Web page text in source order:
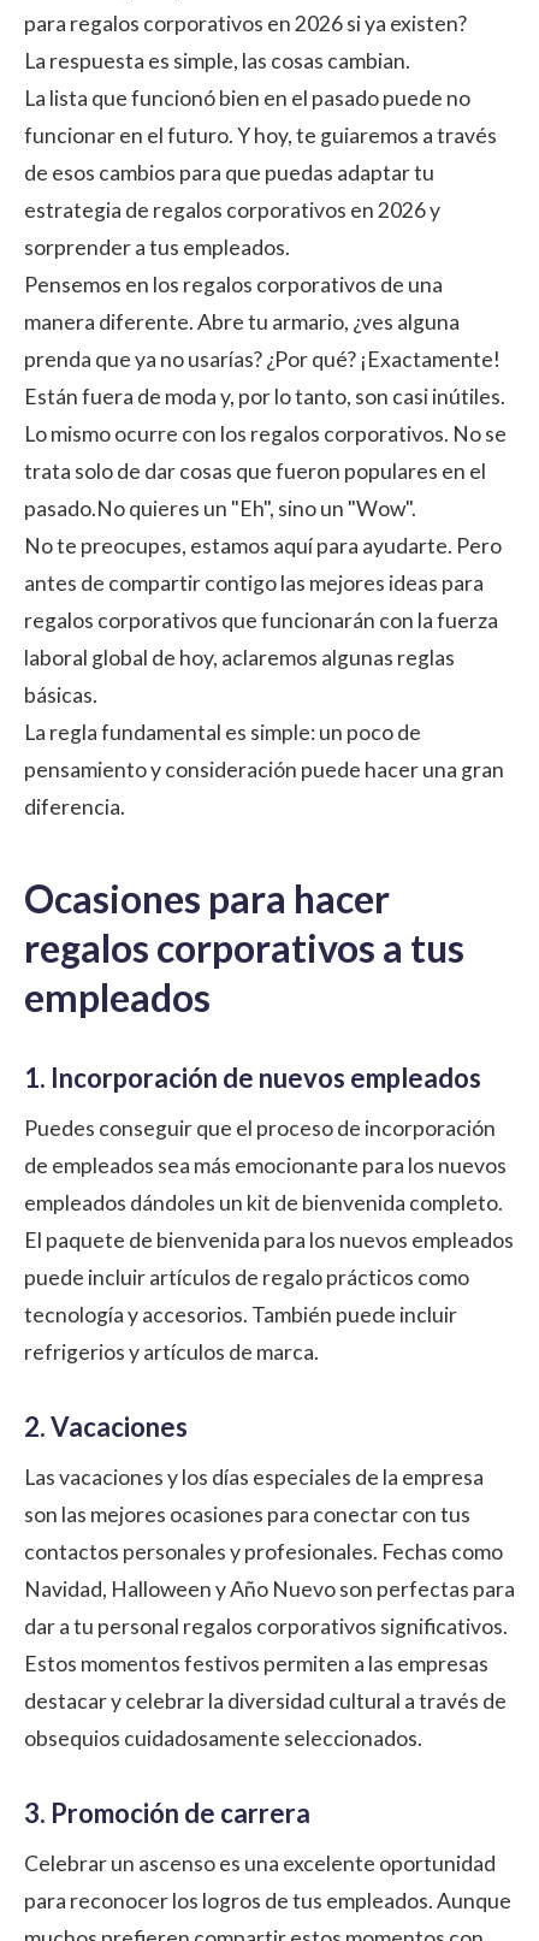
para regalos corporativos en 2026 si ya existen?
La respuesta es simple, las cosas cambian.
La lista que funcionó bien en el pasado puede no
funcionar en el futuro. Y hoy, te guiaremos a través
de esos cambios para que puedas adaptar tu
estrategia de regalos corporativos en 2026 y
sorprender a tus empleados.
Pensemos en los regalos corporativos de una
manera diferente. Abre tu armario, ¿ves alguna
prenda que ya no usarías? ¿Por qué? ¡Exactamente!
Están fuera de moda y, por lo tanto, son casi inútiles.
Lo mismo ocurre con los regalos corporativos. No se
trata solo de dar cosas que fueron populares en el
pasado.No quieres un "Eh", sino un "Wow".
No te preocupes, estamos aquí para ayudarte. Pero
antes de compartir contigo las mejores ideas para
regalos corporativos que funcionarán con la fuerza
laboral global de hoy, aclaremos algunas reglas
básicas.
La regla fundamental es simple: un poco de
pensamiento y consideración puede hacer una gran
diferencia.
Ocasiones para hacer
regalos corporativos a tus
empleados
1. Incorporación de nuevos empleados
Puedes conseguir que el proceso de incorporación
de empleados sea más emocionante para los nuevos
empleados dándoles un kit de bienvenida completo.
El paquete de bienvenida para los nuevos empleados
puede incluir artículos de regalo prácticos como
tecnología y accesorios. También puede incluir
refrigerios y artículos de marca.
2. Vacaciones
Las vacaciones y los días especiales de la empresa
son las mejores ocasiones para conectar con tus
contactos personales y profesionales. Fechas como
Navidad, Halloween y Año Nuevo son perfectas para
dar a tu personal regalos corporativos significativos.
Estos momentos festivos permiten a las empresas
destacar y celebrar la diversidad cultural a través de
obsequios cuidadosamente seleccionados.
3. Promoción de carrera
Celebrar un ascenso es una excelente oportunidad
para reconocer los logros de tus empleados. Aunque